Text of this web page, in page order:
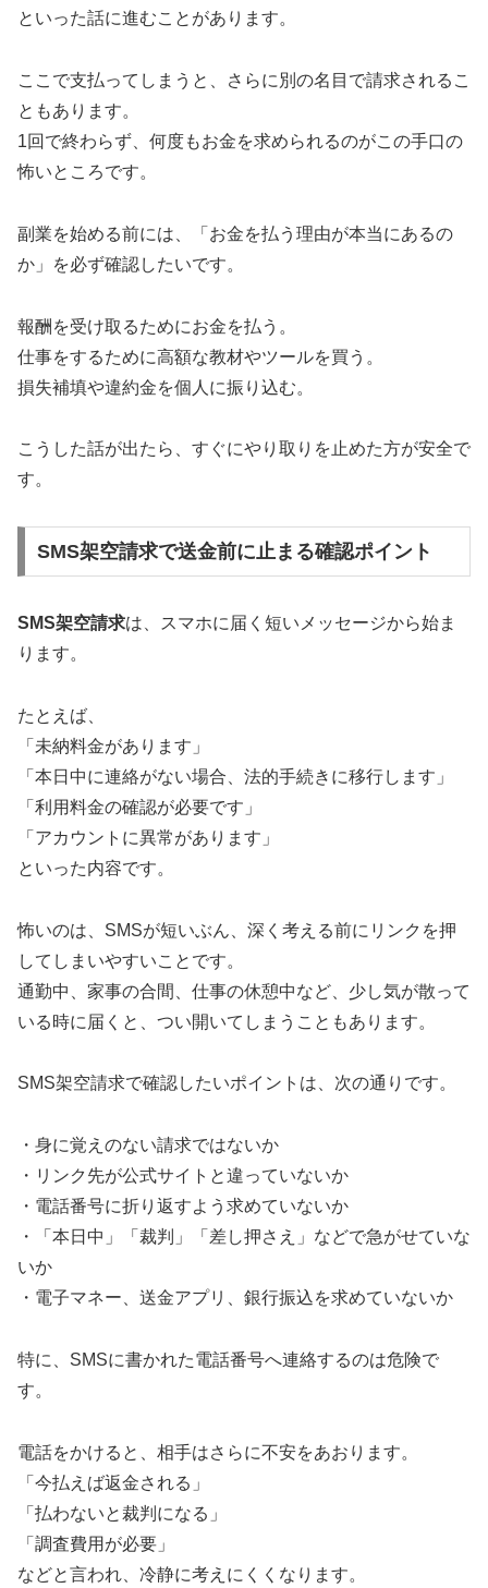
といった話に進むことがあります。
ここで支払ってしまうと、さらに別の名目で請求されるこ
ともあります。
1回で終わらず、何度もお金を求められるのがこの手口の
怖いところです。
副業を始める前には、「お金を払う理由が本当にあるの
か」を必ず確認したいです。
報酬を受け取るためにお金を払う。
仕事をするために高額な教材やツールを買う。
損失補填や違約金を個人に振り込む。
こうした話が出たら、すぐにやり取りを止めた方が安全で
す。
SMS架空請求で送金前に止まる確認ポイント
SMS架空請求は、スマホに届く短いメッセージから始ま
ります。
たとえば、
「未納料金があります」
「本日中に連絡がない場合、法的手続きに移行します」
「利用料金の確認が必要です」
「アカウントに異常があります」
といった内容です。
怖いのは、SMSが短いぶん、深く考える前にリンクを押
してしまいやすいことです。
通勤中、家事の合間、仕事の休憩中など、少し気が散って
いる時に届くと、つい開いてしまうこともあります。
SMS架空請求で確認したいポイントは、次の通りです。
・身に覚えのない請求ではないか
・リンク先が公式サイトと違っていないか
・電話番号に折り返すよう求めていないか
・「本日中」「裁判」「差し押さえ」などで急がせていな
いか
・電子マネー、送金アプリ、銀行振込を求めていないか
特に、SMSに書かれた電話番号へ連絡するのは危険で
す。
電話をかけると、相手はさらに不安をあおります。
「今払えば返金される」
「払わないと裁判になる」
「調査費用が必要」
などと言われ、冷静に考えにくくなります。